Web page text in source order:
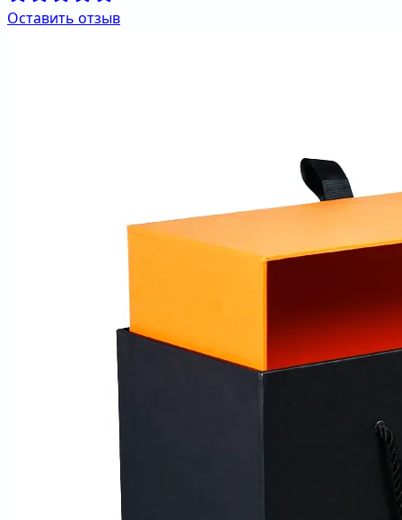
Оставить отзыв